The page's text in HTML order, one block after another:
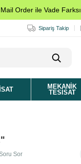
Order ile Vade
Sipariş Takip
MEKANIK
TESISAT
Sor